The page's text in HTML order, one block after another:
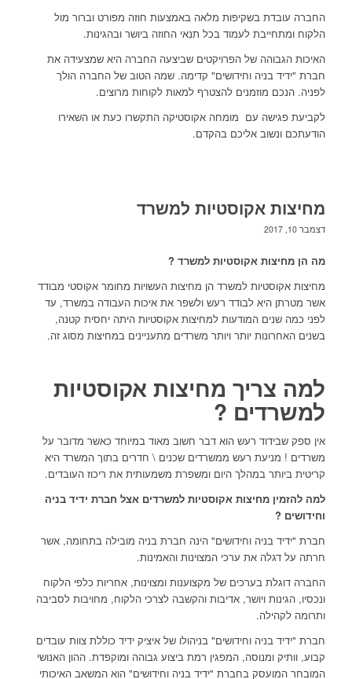
החברה עובדת בשקיפות מלאה באמצעות חוזה מפורט וברור מול
הלקוח ומתחייבת לעמוד בכל תנאי החוזה ביושר ובהגינות.
האיכות הגבוהה של הפרויקטים שביצעה החברה היא שמצעידה את
חברת "ידיד בניה וחידושים" קדימה. שמה הטוב של החברה הולך
לפניה. הנכם מוזמנים להצטרף למאות לקוחות מרוצים.
לקביעת פגישה עם מומחה אקוסטיקה התקשרו כעת או השאירו
הודעתכם ונשוב אליכם בהקדם.
מחיצות אקוסטיות למשרד
דצמבר 10, 2017
מה הן מחיצות אקוסטיות למשרד ?
מחיצות אקוסטיות למשרד הן מחיצות העשויות מחומר אקוסטי מבודד
אשר מטרתן היא לבודד רעש ולשפר את איכות העבודה במשרד, עד
לפני כמה שנים המודעות למחיצות אקוסטיות היתה יחסית קטנה,
בשנים האחרונות יותר ויותר משרדים מתעניינים במחיצות מסוג זה.
למה צריך מחיצות אקוסטיות
למשרדים ?
אין ספק שבידוד רעש הוא דבר חשוב מאוד במיוחד כאשר מדובר על
משרדים ! מניעת רעש ממשרדים שכנים \ חדרים בתוך המשרד היא
קריטית ביותר במהלך היום ומשפרת משמעותית את ריכוז העובדים.
למה להזמין מחיצות אקוסטיות למשרדים אצל חברת ידיד בניה
וחידושים ?
חברת "ידיד בניה וחידושים" הינה חברת בניה מובילה בתחומה, אשר
חרתה על דגלה את ערכי המצוינות והאמינות.
החברה דוגלת בערכים של מקצוענות ומצוינות, אחריות כלפי הלקוח
ונכסיו, הגינות ויושר, אדיבות והקשבה לצרכי הלקוח, מחויבות לסביבה
ותרומה לקהילה.
חברת "ידיד בניה וחידושים" בניהולו של איציק ידיד כוללת צוות עובדים
קבוע, וותיק ומנוסה, המפגין רמת ביצוע גבוהה ומוקפדת. ההון האנושי
המובחר המועסק בחברת "ידיד בניה וחידושים" הוא המשאב האיכותי